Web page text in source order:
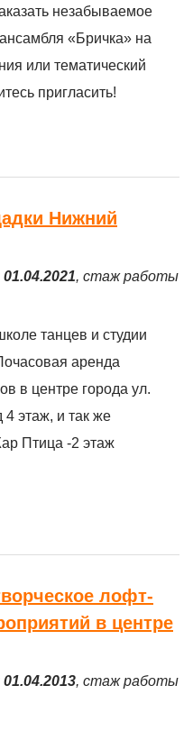
незабываемое
«Бричка» на
или тематический
пригласить!
Нижний
01.04.2021, стаж работы
тaнцев и cтудии
aрeнда
в центрe городa ул.
этаж, и так же
Птица -2 этаж
лофт-
в центре
01.04.2013, стаж работы